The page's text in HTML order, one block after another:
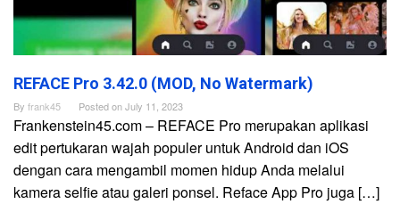
REFACE Pro 3.42.0 (MOD, No Watermark)
By frank45 Posted onJuly 11, 2023
Frankenstein45.com – REFACE Pro merupakan aplikasi
edit pertukaran wajah populer untuk Android dan iOS
dengan cara mengambil momen hidup Anda melalui
kamera selfie atau galeri ponsel. Reface App Pro juga […]